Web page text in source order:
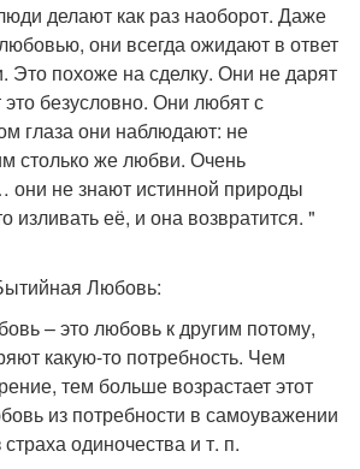
делают как раз наоборот. Даже
они всегда ожидают в ответ
похоже на сделку. Они не дарят
безусловно. Они любят с
глаза они наблюдают: не
столько же любви. Очень
не знают истинной природы
изливать её, и она возвратится. "
Любовь:
– это любовь к другим потому,
какую-то потребность. Чем
тем больше возрастает этот
из потребности в самоуважении
одиночества и т. п.